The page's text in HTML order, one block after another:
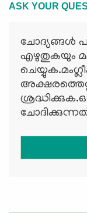
ASK YOUR
ചോദ്യങ്ങള്‍
എഴുതുകയും